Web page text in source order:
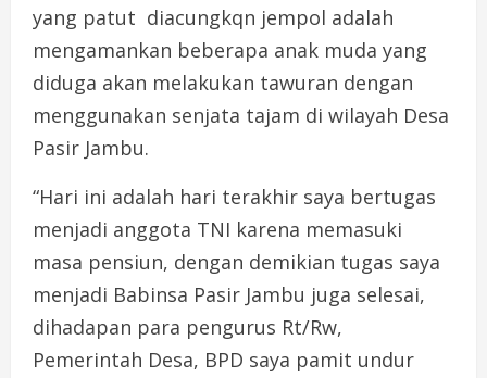
yang patut diacungkqn jempol adalah
mengamankan beberapa anak muda yang
diduga akan melakukan tawuran dengan
menggunakan senjata tajam di wilayah Desa
Pasir Jambu.
“Hari ini adalah hari terakhir saya bertugas
menjadi anggota TNI karena memasuki
masa pensiun, dengan demikian tugas saya
menjadi Babinsa Pasir Jambu juga selesai,
dihadapan para pengurus Rt/Rw,
Pemerintah Desa, BPD saya pamit undur